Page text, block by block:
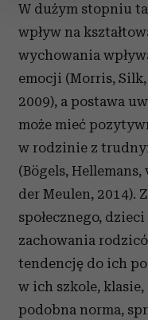
Wykorzystujemy pliki
i reklam, aby
analizować ruch w
korzystasz z naszej
społecznościowym,
Partnerzy mogą
otrzymanymi od
korzystania z ich
W dużym stopniu
wpływ na
wychowania
emocji (Morris,
2009), a postawa
może mieć
w rodzinie z
(Bögels, Hellemans,
der Meulen, 2014).
społecznego,
zachowania
tendencję do ich
w ich szkole,
podobna norma,